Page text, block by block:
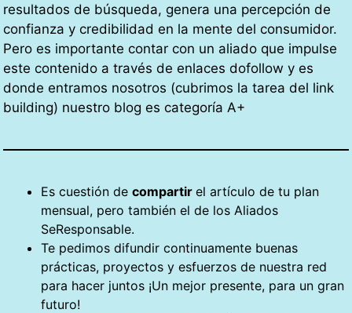
resultados de búsqueda, genera una percepción de
confianza y credibilidad en la mente del consumidor.
Pero es importante contar con un aliado que impulse
este contenido a través de enlaces dofollow y es
donde entramos nosotros (cubrimos la tarea del link
building) nuestro blog es categoría A+
Es cuestión de compartir el artículo de tu plan
mensual, pero también el de los Aliados
SeResponsable.
Te pedimos difundir continuamente buenas
prácticas, proyectos y esfuerzos de nuestra red
para hacer juntos ¡Un mejor presente, para un gran
futuro!